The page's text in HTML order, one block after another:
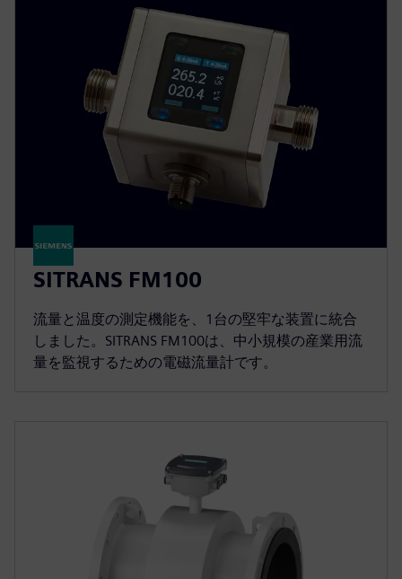
SITRANS FM100
流量と温度の測定機能を、1台の堅牢な装置に統合
しました。SITRANS FM100は、中小規模の産業用流
量を監視するための電磁流量計です。